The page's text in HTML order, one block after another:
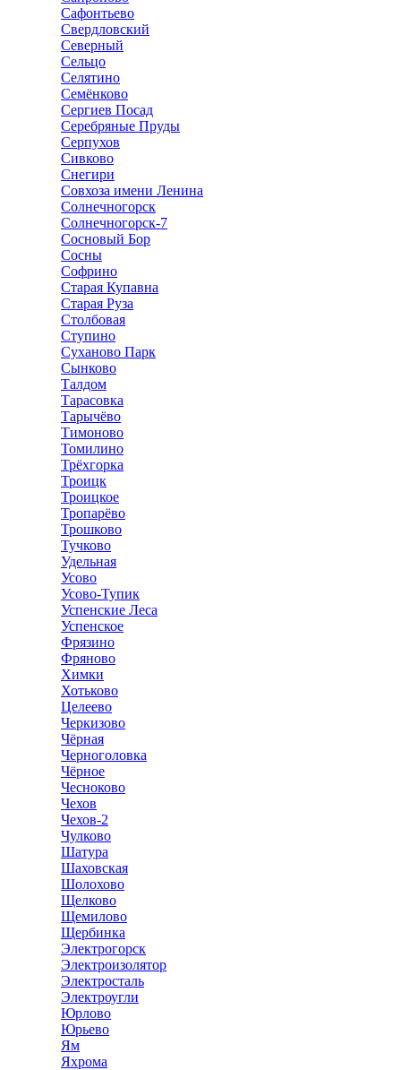
Сафонтьево
Свердловский
Северный
Сельцо
Селятино
Семёнково
Сергиев Посад
Серебряные Пруды
Серпухов
Сивково
Снегири
Совхоза имени Ленина
Солнечногорск
Солнечногорск-7
Сосновый Бор
Сосны
Софрино
Старая Купавна
Старая Руза
Столбовая
Ступино
Суханово Парк
Сынково
Талдом
Тарасовка
Тарычёво
Тимоново
Томилино
Трёхгорка
Троицк
Троицкое
Тропарёво
Трошково
Тучково
Удельная
Усово
Усово-Тупик
Успенские Леса
Успенское
Фрязино
Фряново
Химки
Хотьково
Целеево
Черкизово
Чёрная
Черноголовка
Чёрное
Чесноково
Чехов
Чехов-2
Чулково
Шатура
Шаховская
Шолохово
Щелково
Щемилово
Щербинка
Электрогорск
Электроизолятор
Электросталь
Электроугли
Юрлово
Юрьево
Ям
Яхрома